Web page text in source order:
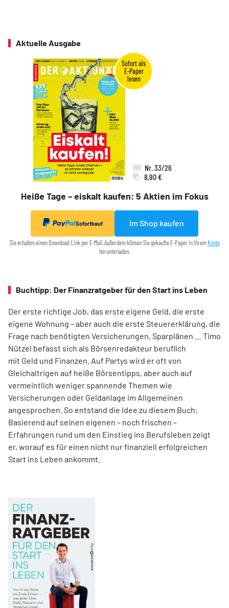
Aktuelle Ausgabe
Heiße Tage – eiskalt kaufen: 5 Aktien im Fokus
Nr. 33/26
8,90 €
Sofortkauf Im Shop kaufen
Sie erhalten einen Download-Link per E-Mail. Außerdem können Sie gekaufte E-Paper in IhremKonto
herunterladen.
Buchtipp: Der Finanzratgeber für den Start ins Leben
Der erste richtige Job, das erste eigene Geld, die erste
eigene Wohnung – aber auch die erste Steuererklärung, die
Frage nach benötigten Versicherungen, Sparplänen … Timo
Nützel befasst sich als Börsenredakteur beruflich
mit Geld und Finanzen. Auf Partys wird er oft von
Gleichaltrigen auf heiße Börsentipps, aber auch auf
vermeintlich weniger spannende Themen wie
Versicherungen oder Geldanlage im Allgemeinen
angesprochen. So entstand die Idee zu diesem Buch:
Basierend auf seinen eigenen – noch frischen –
Erfahrungen rund um den Einstieg ins Berufsleben zeigt
er, worauf es für einen nicht nur finanziell erfolgreichen
Start ins Leben ankommt.